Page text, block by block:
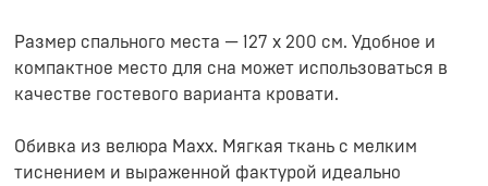
Размер спального места — 127 х 200 cм. Удобное и
компактное место для сна может использоваться в
качестве гостевого варианта кровати.
Обивка из велюра Maxx. Мягкая ткань с мелким
тиснением и выраженной фактурой идеально